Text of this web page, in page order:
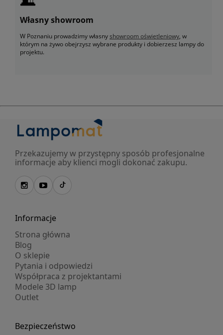
Własny showroom
W Poznaniu prowadzimy własnyshowroom oświetleniowy, w
którym na żywo obejrzysz wybrane produkty i dobierzesz lampy do
projektu.
Przekazujemy w przystępny sposób profesjonalne
informacje aby klienci mogli dokonać zakupu.
Informacje
Strona główna
Blog
O sklepie
Pytania i odpowiedzi
Współpraca z projektantami
Modele 3D lamp
Outlet
Bezpieczeństwo